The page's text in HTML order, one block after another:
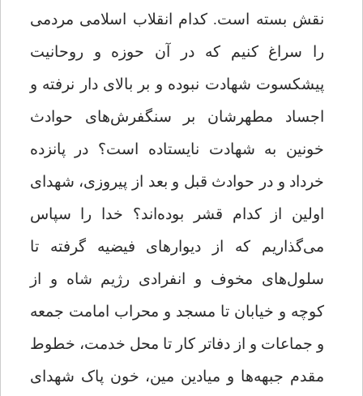
نقش بسته است. کدام انقلاب اسلامی مردمی
را سراغ کنیم که در آن حوزه و روحانیت
پیشکسوت شهادت نبوده‌ و بر بالای دار نرفته‌ و
اجساد مطهرشان بر سنگفر‌ش‌های حوادث
خونین به شهادت نایستاده است؟ در پانزده
خرداد و در حوادث قبل و بعد از پیروزی، شهدای
اولین از کدام قشر بوده‌اند؟ خدا را سپاس
می‌گذاریم که از دیوارهای فیضیه گرفته تا
سلول‌های مخوف و انفرادی رژیم شاه و از
کوچه و خیابان‌ تا مسجد و محراب امامت جمعه
و جماعات و از دفاتر کار تا محل خدمت، خطوط
مقدم جبهه‌ها و میادین مین، خون پاک شهدای